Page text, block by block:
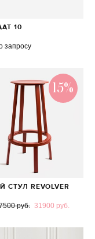
10
запросу
15%
СТУЛ REVOLVER
руб. 31900 руб.